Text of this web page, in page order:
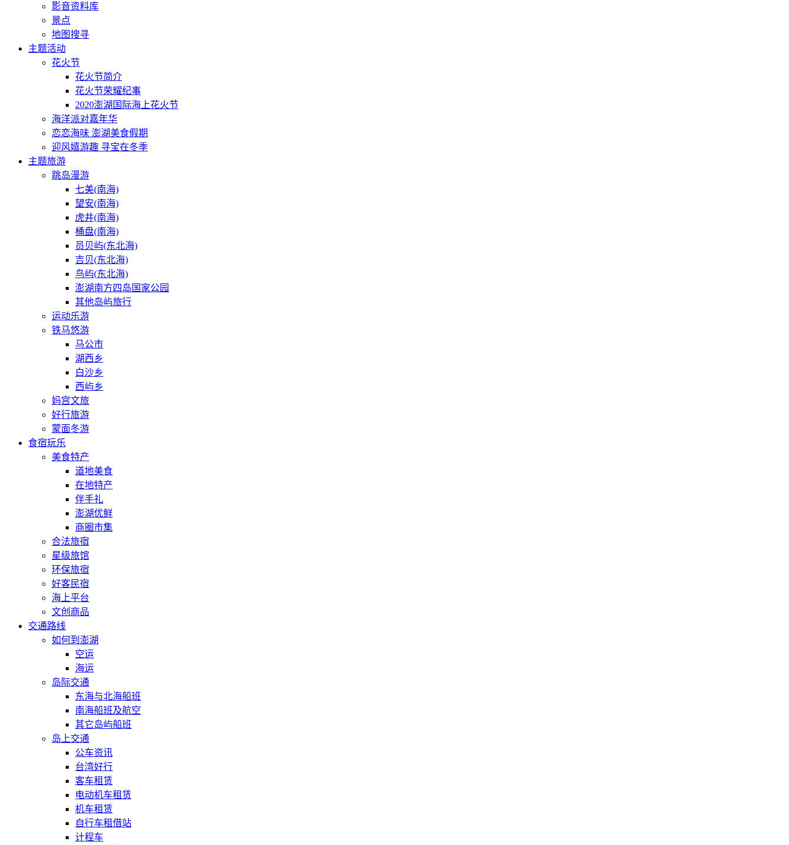
影音资料库
景点
地图搜寻
主题活动
花火节
花火节简介
花火节荣耀纪事
2020澎湖国际海上花火节
海洋派对嘉年华
恋恋海味 澎湖美食假期
迎风嬉游趣 寻宝在冬季
主题旅游
跳岛漫游
七美(南海)
望安(南海)
虎井(南海)
桶盘(南海)
员贝屿(东北海)
吉贝(东北海)
鸟屿(东北海)
澎湖南方四岛国家公园
其他岛屿旅行
运动乐游
铁马悠游
马公市
湖西乡
白沙乡
西屿乡
妈宫文旅
好行旅游
蒙面冬游
食宿玩乐
美食特产
道地美食
在地特产
伴手礼
澎湖优鲜
商圈市集
合法旅宿
星级旅馆
环保旅宿
好客民宿
海上平台
文创商品
交通路线
如何到澎湖
空运
海运
岛际交通
东海与北海船班
南海船班及航空
其它岛屿船班
岛上交通
公车资讯
台湾好行
客车租赁
电动机车租赁
机车租赁
自行车租借站
计程车